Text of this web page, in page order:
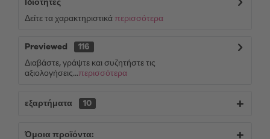
Ιδιότητες
Δείτε τα χαρακτηριστικά περισσότερα
Previewed
116
Διαβάστε, γράψτε και συζητήστε τις
αξιολογήσεις...περισσότερα
εξαρτήματα 10
Όμοια προϊόντα: